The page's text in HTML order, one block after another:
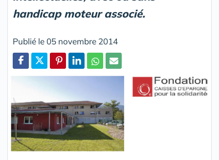
handicap moteur associé.
Publié le 05 novembre 2014